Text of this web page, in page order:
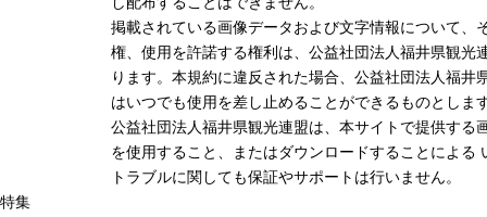
掲載されている画像データおよび文字情報について、
権、使用を許諾する権利は、公益社団法人福井県観光
ります。本規約に違反された場合、公益社団法人福井
はいつでも使用を差し止めることができるものとしま
公益社団法人福井県観光連盟は、本サイトで提供する
を使用すること、またはダウンロードすることによる
トラブルに関しても保証やサポートは行いません。
特集